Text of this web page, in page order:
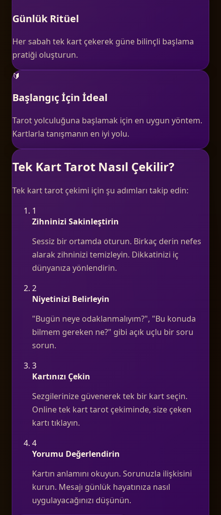
Günlük Ritüel
Her sabah tek kart çekerek güne bilinçli başlama
pratiği oluşturun.
🔰
Başlangıç İçin İdeal
Tarot yolculuğuna başlamak için en uygun yöntem.
Kartlarla tanışmanın en iyi yolu.
Tek Kart Tarot Nasıl Çekilir?
Tek kart tarot çekimi için şu adımları takip edin:
1
Zihninizi Sakinleştirin
Sessiz bir ortamda oturun. Birkaç derin nefes
alarak zihninizi temizleyin. Dikkatinizi iç
dünyanıza yönlendirin.
2
Niyetinizi Belirleyin
"Bugün neye odaklanmalıyım?", "Bu konuda
bilmem gereken ne?" gibi açık uçlu bir soru
sorun.
3
Kartınızı Çekin
Sezgilerinize güvenerek tek bir kart seçin.
Online tek kart tarot çekiminde, size çeken
kartı tıklayın.
4
Yorumu Değerlendirin
Kartın anlamını okuyun. Sorunuzla ilişkisini
kurun. Mesajı günlük hayatınıza nasıl
uygulayacağınızı düşünün.